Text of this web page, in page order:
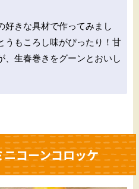
好きな具材で作ってみまし
うもころし味がぴったり！甘
、生春巻きをグーンとおいし
コーンコロッケ